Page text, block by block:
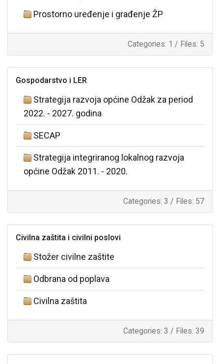
Prostorno uređenje i građenje ŽP
Categories: 1 / Files: 5
Gospodarstvo i LER
Strategija razvoja općine Odžak za period
2022. - 2027. godina
SECAP
Strategija integriranog lokalnog razvoja
općine Odžak 2011. - 2020.
Categories: 3 / Files: 57
Civilna zaštita i civilni poslovi
Stožer civilne zaštite
Odbrana od poplava
Civilna zaštita
Categories: 3 / Files: 39